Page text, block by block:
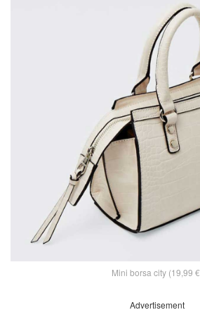
Mini borsa city (19,99
Advertisement